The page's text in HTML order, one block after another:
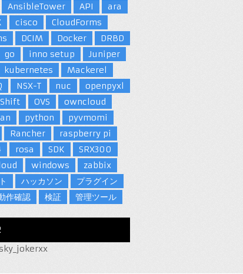
AnsibleTower API
ara
cisco
CloudForms
DCIM Docker
DRBD
go inno setup
Juniper
kubernetes
Mackerel
NSX-T nuc
openpyxl
OVS
owncloud
python
pyvmomi
Rancher
raspberry pi
rosa SDK
SRX300
windows
zabbix
ハッカソン
プラグイン
作確認 検証 管理ツール